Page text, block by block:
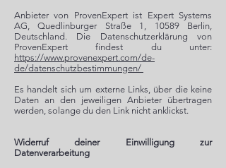
Anbieter von ProvenExpert ist Expert Systems
AG, Quedlinburger Straße 1, 10589 Berlin,
Deutschland. Die Datenschutzerklärung von
ProvenExpert findest du unter:
https://www.provenexpert.com/de-
de/datenschutzbestimmungen/
Es handelt sich um externe Links, über die keine
Daten an den jeweiligen Anbieter übertragen
werden, solange du den Link nicht anklickst.
Widerruf deiner Einwilligung zur
Datenverarbeitung